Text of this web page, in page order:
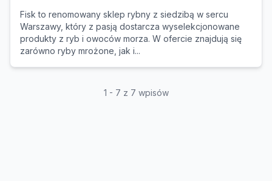
Fisk to renomowany sklep rybny z siedzibą w sercu
Warszawy, który z pasją dostarcza wyselekcjonowane
produkty z ryb i owoców morza. W ofercie znajdują się
zarówno ryby mrożone, jak i...
1 - 7 z 7 wpisów